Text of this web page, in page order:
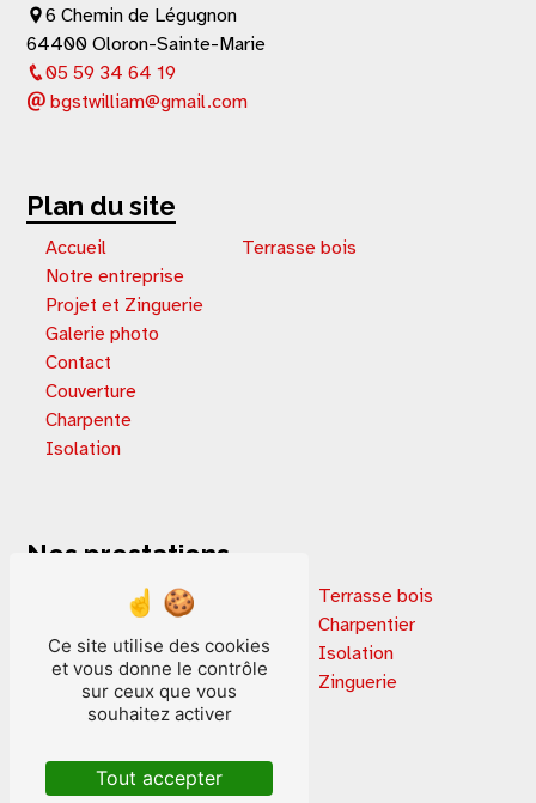
6 Chemin de Légugnon
64400 Oloron-Sainte-Marie
05 59 34 64 19
bgstwilliam@gmail.com
Plan du site
Accueil
Notre entreprise
Projet et Zinguerie
Galerie photo
Contact
Couverture
Charpente
Isolation
Terrasse bois
Nos prestations
Extension de maison
Rénovation immobilière
Terrasse en bois
Extension terrasse
Isolation par extérieur
Isolation laine de bois
Isolation ouate de cellulose
Terrasse bois
Charpentier
Isolation
Zinguerie
Ce site utilise des cookies
et vous donne le contrôle
sur ceux que vous
souhaitez activer
Tout accepter